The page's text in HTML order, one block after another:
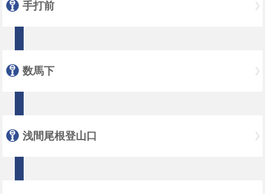
手打前
数馬下
浅間尾根登山口